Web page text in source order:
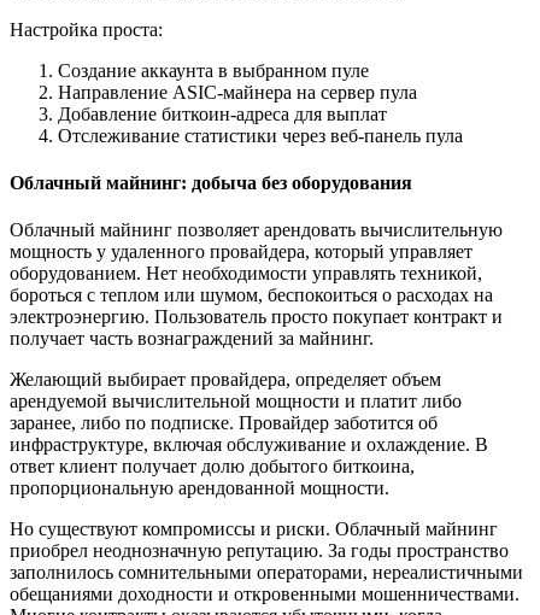
Настройка проста:
Создание аккаунта в выбранном пуле
Направление ASIC-майнера на сервер пула
Добавление биткоин-адреса для выплат
Отслеживание статистики через веб-панель пула
Облачный майнинг: добыча без оборудования
Облачный майнинг позволяет арендовать вычислительную
мощность у удаленного провайдера, который управляет
оборудованием. Нет необходимости управлять техникой,
бороться с теплом или шумом, беспокоиться о расходах на
электроэнергию. Пользователь просто покупает контракт и
получает часть вознаграждений за майнинг.
Желающий выбирает провайдера, определяет объем
арендуемой вычислительной мощности и платит либо
заранее, либо по подписке. Провайдер заботится об
инфраструктуре, включая обслуживание и охлаждение. В
ответ клиент получает долю добытого биткоина,
пропорциональную арендованной мощности.
Но существуют компромиссы и риски. Облачный майнинг
приобрел неоднозначную репутацию. За годы пространство
заполнилось сомнительными операторами, нереалистичными
обещаниями доходности и откровенными мошенничествами.